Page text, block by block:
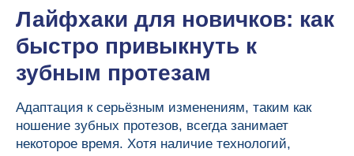
Лайфхаки для новичков: как
быстро привыкнуть к
зубным протезам
Адаптация к серьёзным изменениям, таким как
ношение зубных протезов, всегда занимает
некоторое время. Хотя наличие технологий,